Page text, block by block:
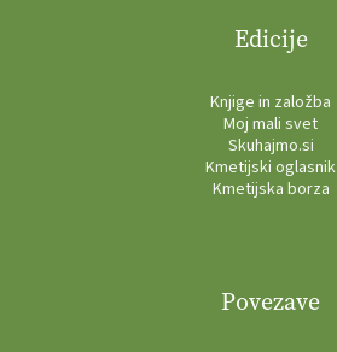
Edicije
Knjige in založba
Moj mali svet
Skuhajmo.si
Kmetijski oglasnik
Kmetijska borza
Povezave